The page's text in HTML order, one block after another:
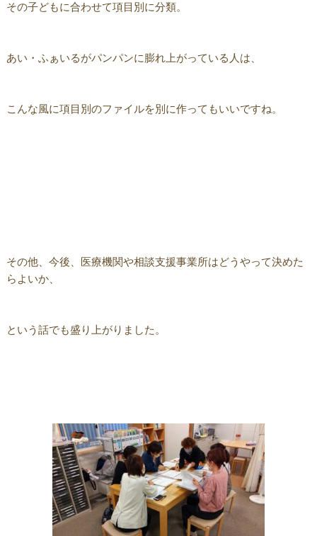
その子どもに合わせて項目別に分類。
あい・ふぁいるがパンパンに膨れ上がっている人は、
こんな風に項目別のファイルを別に作ってもいいですね。
その他、今後、医療機関や相談支援事業所はどうやって決めた
らよいか、
という話でも盛り上がりました。